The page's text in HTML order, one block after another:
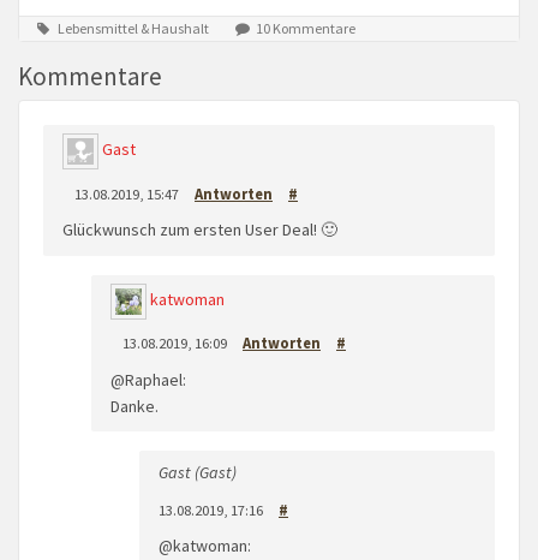
Lebensmittel & Haushalt 10 Kommentare
Kommentare
Gast
13.08.2019, 15:47 Antworten #
Glückwunsch zum ersten User Deal! 🙂
katwoman
13.08.2019, 16:09 Antworten #
@Raphael:
Danke.
Gast (Gast)
13.08.2019, 17:16 #
@katwoman: